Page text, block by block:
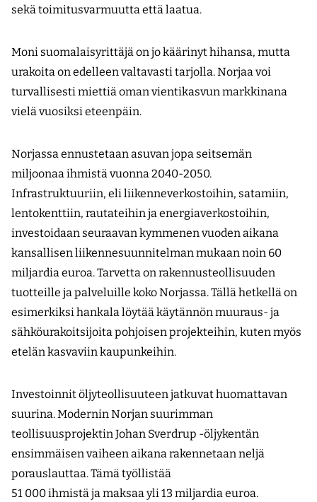
sekä toimitusvarmuutta että laatua.
Moni suomalaisyrittäjä on jo käärinyt hihansa, mutta
urakoita on edelleen valtavasti tarjolla. Norjaa voi
turvallisesti miettiä oman vientikasvun markkinana
vielä vuosiksi eteenpäin.
Norjassa ennustetaan asuvan jopa seitsemän
miljoonaa ihmistä vuonna 2040-2050.
Infrastruktuuriin, eli liikenneverkostoihin, satamiin,
lentokenttiin, rautateihin ja energiaverkostoihin,
investoidaan seuraavan kymmenen vuoden aikana
kansallisen liikennesuunnitelman mukaan noin 60
miljardia euroa. Tarvetta on rakennusteollisuuden
tuotteille ja palveluille koko Norjassa. Tällä hetkellä on
esimerkiksi hankala löytää käytännön muuraus- ja
sähköurakoitsijoita pohjoisen projekteihin, kuten myös
etelän kasvaviin kaupunkeihin.
Investoinnit öljyteollisuuteen jatkuvat huomattavan
suurina. Modernin Norjan suurimman
teollisuusprojektin Johan Sverdrup -öljykentän
ensimmäisen vaiheen aikana rakennetaan neljä
porauslauttaa. Tämä työllistää
51 000 ihmistä ja maksaa yli 13 miljardia euroa.